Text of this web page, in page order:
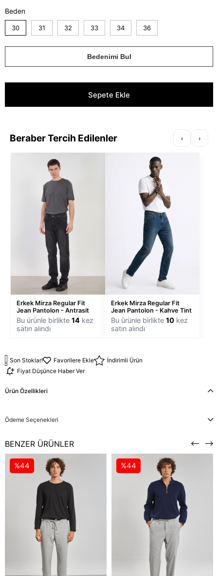
Beden
30 31 32 33 34 36
Bedenimi Bul
Beraber Tercih Edilenler ‹ ›
Erkek Mirza Regular Fit
Jean Pantolon - Antrasit
Bu ürünle birlikte 14 kez
satın alındı
Erkek Mirza Regular Fit
Jean Pantolon - Kahve Tint
Bu ürünle birlikte 10kez
satın alındı
Son Stoklar! Favorilere Ekle
İndirimli Ürün
Fiyat Düşünce Haber Ver
Ürün Özellikleri
Ödeme Seçenekleri
BENZER ÜRÜNLER
%44 %44